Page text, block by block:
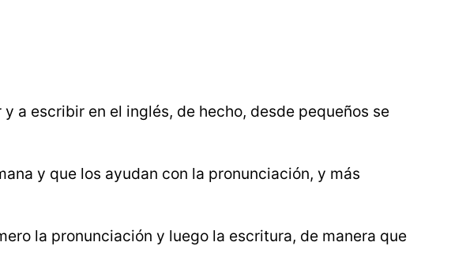
a escribir en el inglés, de hecho, desde pequeños se
y que los ayudan con la pronunciación, y más
la pronunciación y luego la escritura, de manera que